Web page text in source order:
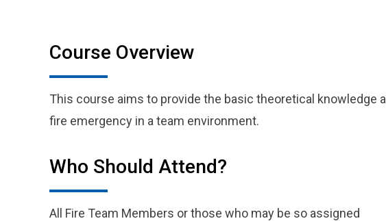
Course Overview
This course aims to provide the basic theoretical knowledge
fire emergency in a team environment.
Who Should Attend?
All Fire Team Members or those who may be so assigned